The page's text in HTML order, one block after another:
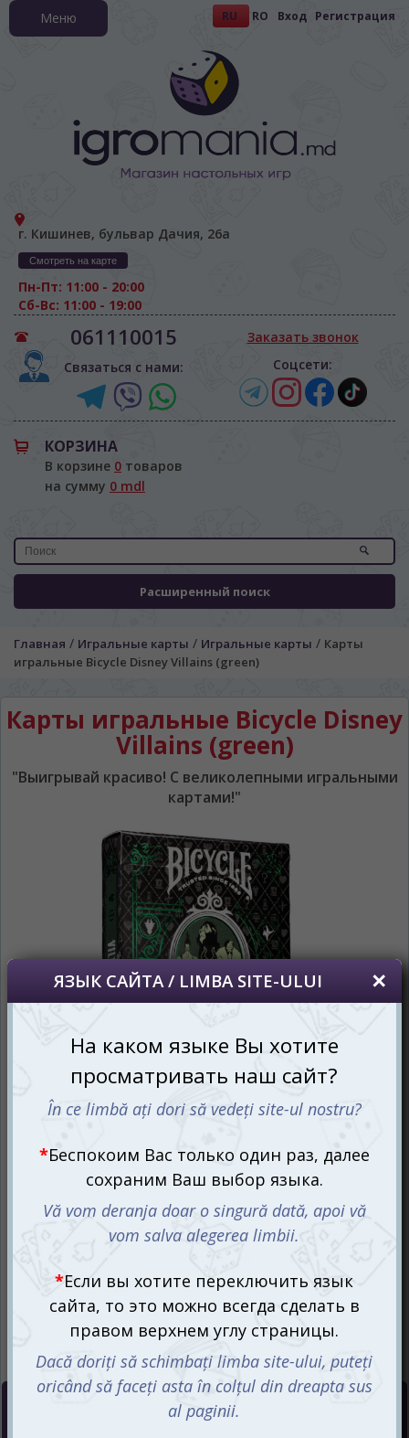
RU RO Вход Регистрация
г. Кишинев, бульвар Дачия, 26а
Смотреть на карте
Пн-Пт: 11:00 - 20:00
Сб-Вс: 11:00 - 19:00
061110015
Связаться с нами:
Заказать звонок
Соцсети:
КОРЗИНА
В корзине 0 товаров
на сумму 0 mdl
Расширенный поиск
Меню
Главная / Игральные карты / Игральные карты / Карты
игральные Bicycle Disney Villains (green)
Карты игральные Bicycle Disney
Villains (green)
"Выигрывай красиво! С великолепными игральными
картами!"
ЯЗЫК САЙТА / LIMBA SITE-ULUI
На каком языке Вы хотите
просматривать наш сайт?
În ce limbă ați dori să vedeți site-ul nostru?
*
Беспокоим Вас только один раз, далее
сохраним Ваш выбор языка.
Vă vom deranja doar o singură dată, apoi vă
Если вы хотите переключить язык
сайта, то это можно всегда сделать в
правом верхнем углу страницы.
Dacă doriți să schimbați limba site-ului, puteți
oricând să faceți asta în colțul din dreapta sus
al paginii.
RO RU